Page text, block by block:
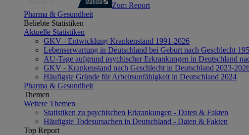
Zum Report
Pharma & Gesundheit
Beliebte Statistiken
Aktuelle Statistiken
GKV - Entwicklung Krankenstand 1991-2026
Lebenserwartung in Deutschland bei Geburt nach Geschlecht
AU-Tage aufgrund psychischer Erkrankungen in Deutschland
GKV - Krankenstand nach Geschlecht in Deutschland 2023-
Häufigste Gründe für Arbeitsunfähigkeit in Deutschland 2024
Pharma & Gesundheit
Themen
Weitere Themen
Statistiken zu psychischen Erkrankungen - Daten & Fakten
Häufigste Todesursachen in Deutschland - Daten & Fakten
Top Report